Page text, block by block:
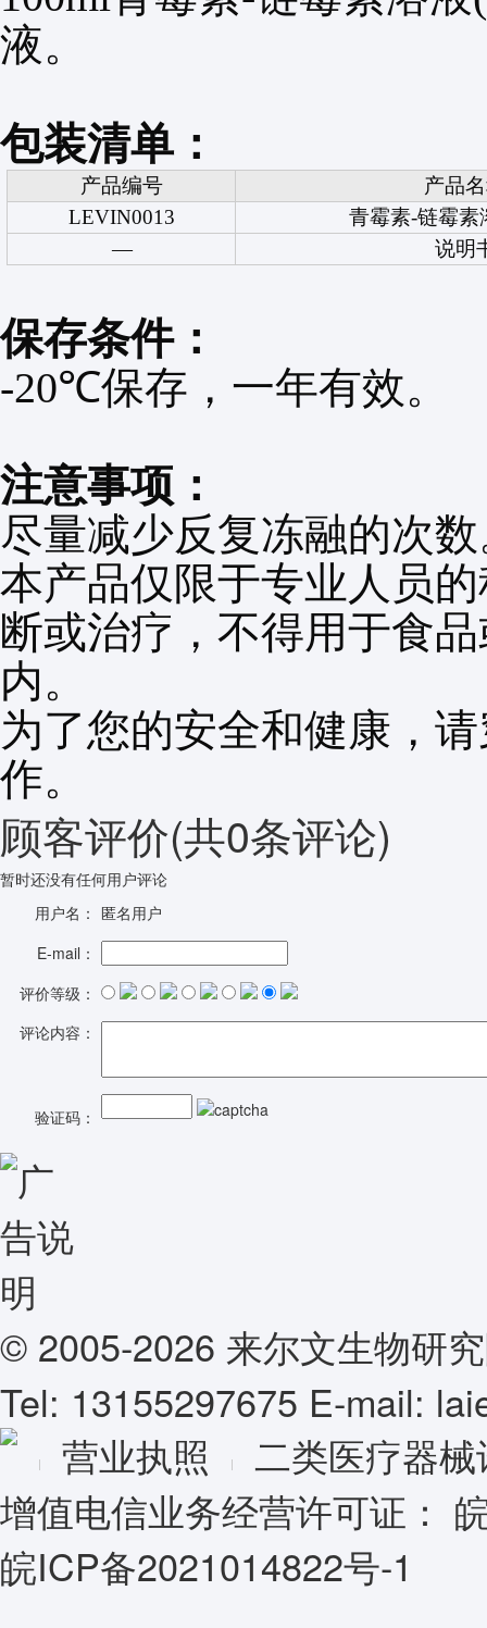
液。
包装清单：
产品编号
产品
LEVIN0013
青霉素-链霉素
—
说明
保存条件：
-20℃保存，一年有效。
注意事项：
尽量减少反复冻融的次
本产品仅限于专业人员
断或治疗，不得用于食
内。
为了您的安全和健康，
作。
顾客评价(共0条评论)
暂时还没有任何用户评论
用户名： 匿名用户
E-mail：
评价等级：
评论内容：
验证码：
© 2005-2026 来尔文生物研
Tel: 13155297675 E-mail:
营业执照
二类医疗器
增值电信业务经营许可证：
皖ICP备2021014822号-1